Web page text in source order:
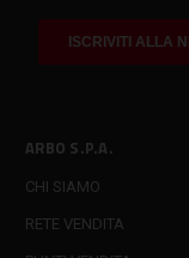
ARBO S.P.A.
CHI SIAMO
RETE VENDITA